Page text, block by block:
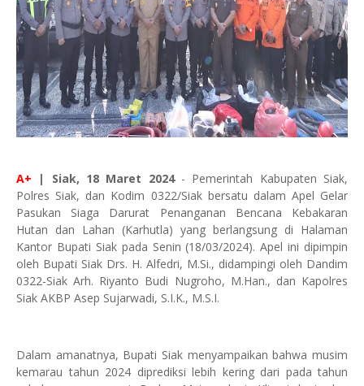
A+ | Siak, 18 Maret 2024- Pemerintah Kabupaten Siak,
Polres Siak, dan Kodim 0322/Siak bersatu dalam Apel Gelar
Pasukan Siaga Darurat Penanganan Bencana Kebakaran
Hutan dan Lahan (Karhutla) yang berlangsung di Halaman
Kantor Bupati Siak pada Senin (18/03/2024). Apel ini dipimpin
oleh Bupati Siak Drs. H. Alfedri, M.Si., didampingi oleh Dandim
0322-Siak Arh. Riyanto Budi Nugroho, M.Han., dan Kapolres
Siak AKBP Asep Sujarwadi, S.I.K., M.S.I.
Dalam amanatnya, Bupati Siak menyampaikan bahwa musim
kemarau tahun 2024 diprediksi lebih kering dari pada tahun